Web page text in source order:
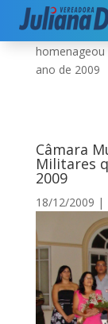
Início|
homenageou
ano de 2009
Câmara
Militares
2009
18/12/2009 |